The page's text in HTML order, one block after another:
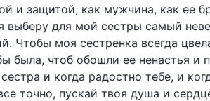
и защитой, как мужчина, как ее
выберу для мой сестры самый
Чтобы моя сестренка всегда
была, чтоб обошли ее ненастья
и когда радостно тебе, и
точно, пускай твоя душа и